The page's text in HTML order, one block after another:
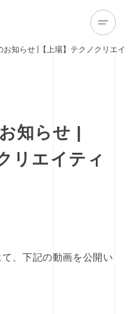
お知らせ |【上場】テクノクリエイ
知らせ |
リエイティ
、下記の動画を公開い